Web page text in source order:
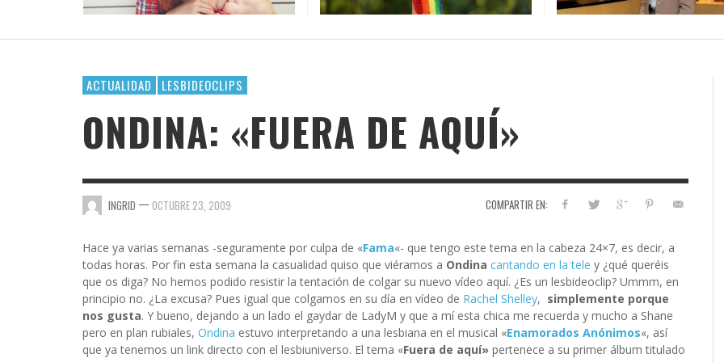
CASI NO UTILIZÁBAMOS
AMALIA BAÑOS, AGOSTO 7, 2026
LACTANCIA MATERNA
AMALIA BAÑOS, AGOSTO 5, 2026
MARVEL
SE LLAMAN ASÍ?
DAR EL PASO?
AMALIA BAÑOS, OCTUBRE 16, 2025
COSMÉTICOS, PERO…
AMALIA BAÑOS, NOVIEMBRE 3,
GUSTA ALGUIEN
DENTRO DEL COLECTIVO
LA PLAYA
LESBIANA
CHICA BUSCA CHICA
CORTOS
EVDG
FAR OUT
GIMME SUGAR
VAYA QUE LO SON
AMALIA BAÑOS, ENERO 26, 2025
ACTUALIDAD LESBIDEOCLIPS
ONDINA: «FUERA DE AQUÍ»
COMPARTIR EN:
INGRID — OCTUBRE 23, 2009
Hace ya varias semanas -seguramente por culpa de «Fama«- que tengo este tema en la cabeza 24×7, es decir, a
todas horas. Por fin esta semana la casualidad quiso que viéramos a Ondina cantando en la tele y ¿qué queréis
que os diga? No hemos podido resistir la tentación de colgar su nuevo vídeo aquí. ¿Es un lesbideoclip? Ummm, en
principio no. ¿La excusa? Pues igual que colgamos en su día en vídeo de Rachel Shelley, simplemente porque
nos gusta. Y bueno, dejando a un lado el gaydar de LadyM y que a mí esta chica me recuerda y mucho a Shane
pero en plan rubiales, Ondina estuvo interpretando a una lesbiana en el musical «Enamorados Anónimos«, así
que ya tenemos un link directo con el lesbiuniverso. El tema «Fuera de aquí» pertenece a su primer álbum titulado